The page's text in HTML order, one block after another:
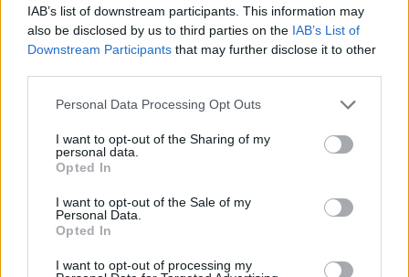
IAB’s list of downstream participants. This information may
also be disclosed by us to third parties on the IAB’s List of
Downstream Participants that may further disclose it to other
Please note that this website/app uses one or more Google
not limited to your visit or usage behaviour. You may click to
grant or deny consent to Google and its third-party tags to
use your data for below specified purposes in below Google
consent section.
Personal Data Processing Opt Outs
I want to opt-out of the Sharing of my
personal data.
Opted In
I want to opt-out of the Sale of my
Personal Data.
Opted In
I want to opt-out of processing my
Ārsti nosauc četrus
augļus ar kuru ēšanu
pēc 45 gadu vecuma
nevajadzētu pārlieku
aizrauties
cilvēki…”
raisa jautājumus
līdzcilvēkos